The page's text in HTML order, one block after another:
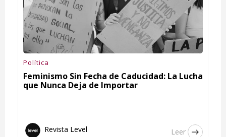
Política
Feminismo Sin Fecha de Caducidad: La Lucha
que Nunca Deja de Importar
Revista Level Leer